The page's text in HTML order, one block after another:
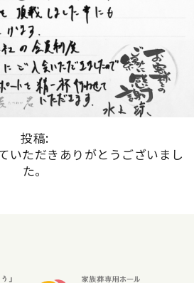
投稿:
いただきありがとうございまし
た。